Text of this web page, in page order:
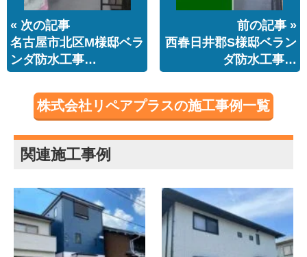
« 次の記事
名古屋市北区M様邸ベラ
ンダ防水工事…
前の記事 »
西春日井郡S様邸ベラン
ダ防水工事…
株式会社リペアプラスの施工事例一覧
関連施工事例